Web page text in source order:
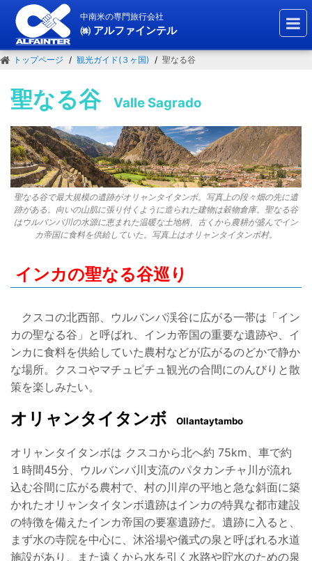
中南米の専門旅行会社
㈱ アルファインテル
トップページ 観光ガイド(３ヶ国) 聖なる谷
聖なる谷 Valle Sagrado
聖なる谷で最大規模の遺跡がオリャンタイタンボ。写真上の段々畑の先に遺
跡がある。向いの山肌に張り付くように造られた建物は穀物倉庫。聖なる谷
はウルバンバ川の水源に恵まれた温暖な土地柄、古くから農耕が盛んでイン
カ帝国に食料を供給していた。写真上はオリャンタイタンボ村。
インカの聖なる谷巡り
クスコの北西部、ウルバンバ渓谷に広がる一帯は「イン
カの聖なる谷」と呼ばれ、インカ帝国の重要な遺跡や、イ
ンカに食料を供給していた農村などが広がるのどかで静か
な場所。クスコやマチュピチュ観光の合間にのんびりと散
策を楽しみたい。
オリャンタイタンボ Ollantaytambo
オリャンタイタンボは クスコから北へ約 75km、車で約
１時間45分、ウルバンバ川支流のパタカンチャ川が流れ
込む谷間に広がる農村で、村の川岸の平地と急な斜面に築
かれたオリャンタイタンボ遺跡はインカの特異な都市建設
の特徴を備えたインカ帝国の要塞遺跡だ。遺跡に入ると、
まず水の寺院を中心に、沐浴場や儀式の泉と呼ばれる水道
施設があり、また遠くから水を引く水路や貯水のための泉